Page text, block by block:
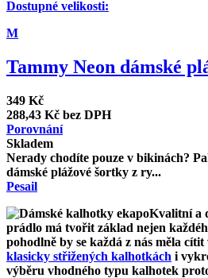
Dostupné velikosti:
M
Tammy Neon dámské
349 Kč
288,43 Kč bez DPH
Porovnání
Skladem
Nerady chodíte pouze v bikinách?
dámské plážové šortky z ry...
Pesail
Kvalitní a
prádlo má tvořit základ nejen
pohodlně by se každá z nás měla
klasicky střižených kalhotkách i
výběru vhodného typu kalhotek